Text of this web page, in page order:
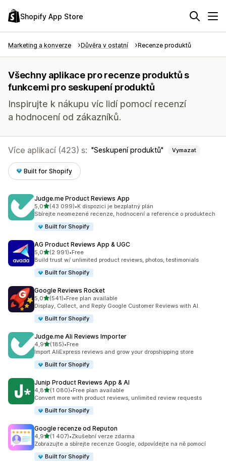
Shopify App Store
Marketing a konverze Důvěra v ostatní Recenze produktů
Všechny aplikace pro recenze produktů s
funkcemi pro seskupení produktů
Inspirujte k nákupu víc lidí pomocí recenzí
a hodnocení od zákazníků.
Více aplikací (423) s: Seskupení produktů Vymazat
Built for Shopify
Judge.me Product Reviews App
5,0z 5 hvězd
(43 099)
Celkový počet recenzí: 43099
•K dispozici je bezplatný plán
Sbírejte neomezené recenze, hodnocení a reference o produktech
Built for Shopify
AG Product Reviews App & UGC
5,0z 5 hvězd
(2 991)
Celkový počet recenzí: 2991
•Free
Build trust w/ unlimited product reviews, photos, testimonials
Built for Shopify
Google Reviews Rocket
5,0z 5 hvězd
(541)
Celkový počet recenzí: 541
•Free plan available
Display, Collect, and Reply Google Customer Reviews with AI.
Built for Shopify
Judge.me Ali Reviews Importer
4,9z 5 hvězd
(185)
Celkový počet recenzí: 185
•Free
Import AliExpress reviews and grow your dropshipping store
Built for Shopify
Junip Product Reviews App & AI
4,8z 5 hvězd
(1 080)
Celkový počet recenzí: 1080
•Free plan available
Convert more with product reviews, unlimited review requests
Built for Shopify
Google recenze od Reputon
4,9z 5 hvězd
(1 407)
Celkový počet recenzí: 1407
•Zkušební verze zdarma
Zobrazujte a sbírejte recenze Google, odpovídejte na ně pomocí
Built for Shopify